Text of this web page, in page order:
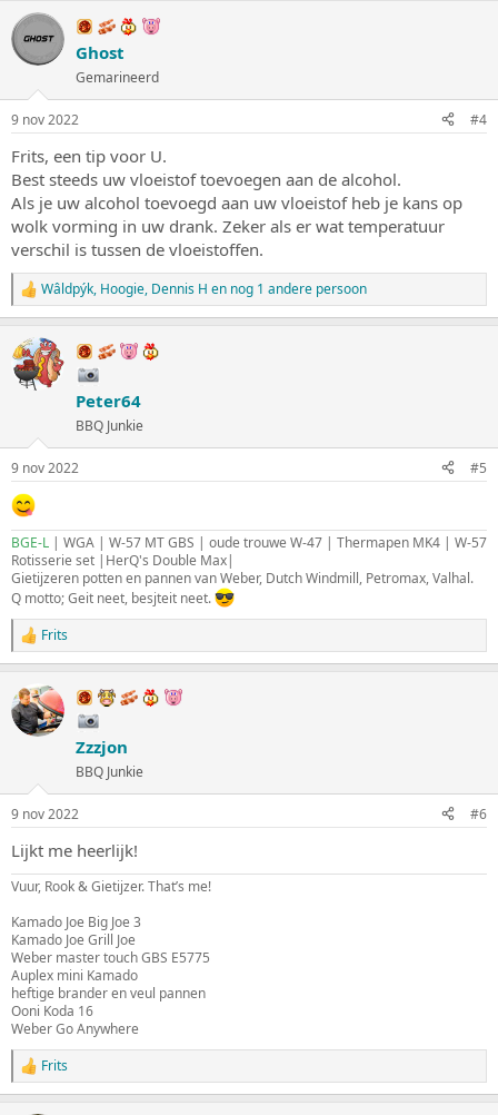
r
d
e
i
n
g
e
n
:
Ghost
Gemarineerd
9 nov 2022 #4
Frits, een tip voor U.
Best steeds uw vloeistof toevoegen aan de alcohol.
Als je uw alcohol toevoegd aan uw vloeistof heb je kans op
wolk vorming in uw drank. Zeker als er wat temperatuur
verschil is tussen de vloeistoffen.
W
a
r
d
e
e
n
:
Wâldpýk, Hoogie, Dennis H en nog 1 andere persoon
Peter64
BBQ Junkie
9 nov 2022 #5
BGE-L | WGA | W-57 MT GBS | oude trouwe W-47 | Thermapen MK4 | W-57
Rotisserie set |HerQ's Double Max|
Gietijzeren potten en pannen van Weber, Dutch Windmill, Petromax, Valhal.
Q motto; Geit neet, besjteit neet.
W
a
r
d
e
e
:
Frits
Zzzjon
BBQ Junkie
9 nov 2022 #6
Lijkt me heerlijk!
Vuur, Rook & Gietijzer. That’s me!
Kamado Joe Big Joe 3
Kamado Joe Grill Joe
Weber master touch GBS E5775
Auplex mini Kamado
heftige brander en veul pannen
Ooni Koda 16
Weber Go Anywhere
W
a
Frits